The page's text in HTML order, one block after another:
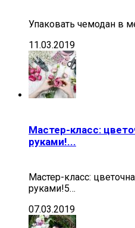
Упаковать чемодан в
11.03.2019
Мастер-класс:
руками!...
Мастер-класс:
руками!5…
07.03.2019